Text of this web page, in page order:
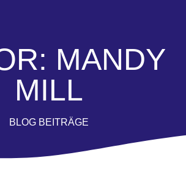
MANDY
MILL
BLOG BEITRÄGE